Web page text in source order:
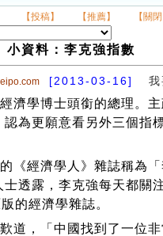
【投稿】 【推薦】 【關
小資料：李克強指數
[2013-03-16]
濟學博士頭銜的總理。
為更願意看另外三個指
《經濟學人》雜誌稱為
透露，李克強每天都關
的經濟學雜誌。
道，「中國找到了一位